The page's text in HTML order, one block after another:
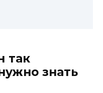
так
знать